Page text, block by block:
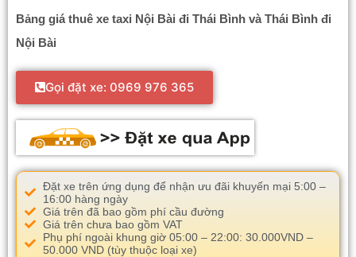
Bảng giá thuê xe taxi Nội Bài đi Thái Bình và Thái Bình đi
Nội Bài
Gọi đặt xe: 0969 976 365
Đặt xe trên ứng dụng để nhận ưu đãi khuyến mại 5:00 –
16:00 hàng ngày
Giá trên đã bao gồm phí cầu đường
Giá trên chưa bao gồm VAT
Phụ phí ngoài khung giờ 05:00 – 22:00: 30.000VND –
50.000 VND (tùy thuộc loại xe)​